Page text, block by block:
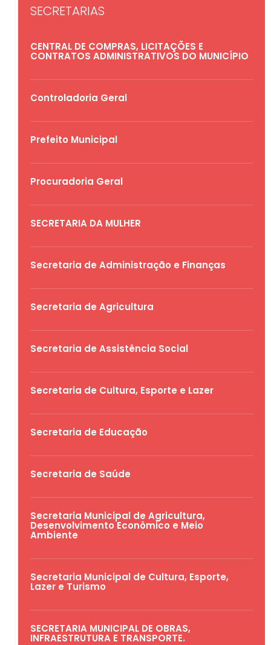
SECRETARIAS
CENTRAL DE COMPRAS, LICITAÇÕES E
CONTRATOS ADMINISTRATIVOS DO MUNICÍPIO
Controladoria Geral
Prefeito Municipal
Procuradoria Geral
SECRETARIA DA MULHER
Secretaria de Administração e Finanças
Secretaria de Agricultura
Secretaria de Assistência Social
Secretaria de Cultura, Esporte e Lazer
Secretaria de Educação
Secretaria de Saúde
Secretaria Municipal de Agricultura,
Desenvolvimento Econômico e Meio
Ambiente
Secretaria Municipal de Cultura, Esporte,
Lazer e Turismo
SECRETARIA MUNICIPAL DE OBRAS,
INFRAESTRUTURA E TRANSPORTE.